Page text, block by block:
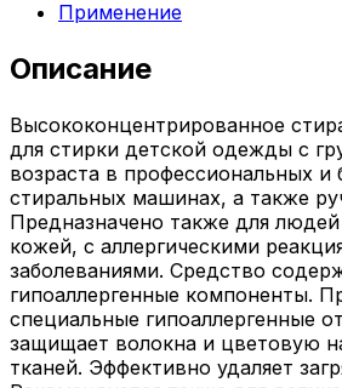
Применение
Описание
Высококонцентрированное
для стирки детской одежды с
возраста в профессиональных и
стиральных машинах, а также
Предназначено также для
кожей, с аллергическими
заболеваниями. Средство
гипоаллергенные компоненты.
специальные гипоаллергенные
защищает волокна и цветовую
тканей. Эффективно удаляет